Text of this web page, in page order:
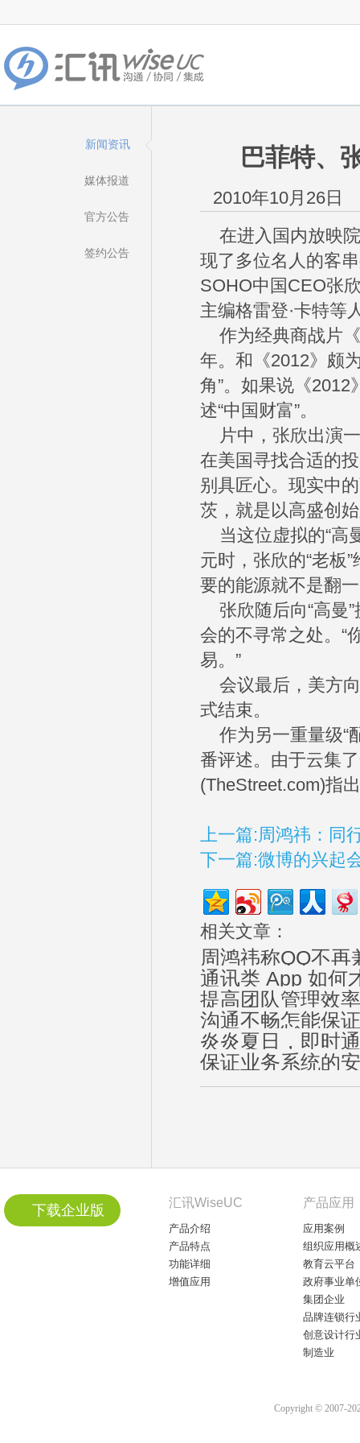
新闻资讯
媒体报道
官方公告
签约公告
巴菲特、
2010年10月26日
在进入国内放映
现了多位名人的客
SOHO中国CEO张
主编格雷登·卡特等
作为经典商战片
年。和《2012》颇
角”。如果说《2012
述“中国财富”。
片中，张欣出演
在美国寻找合适的
别具匠心。现实中
茨，就是以高盛创
当这位虚拟的“高
元时，张欣的“老板
要的能源就不是翻
张欣随后向“高曼”
会的不寻常之处。“
易。”
会议最后，美方向
式结束。
作为另一重量级“
番评述。由于云集
(TheStreet.com)指
上一篇:周鸿祎：同
下一篇:微博的兴起
相关文章：
周鸿祎称QQ不再
通讯类 App 如何
提高团队管理效
IM占有率的
沟通不畅怎能保
炎炎夏日，即时
保证业务系统的
下载企业版 汇讯WiseUC
产品介绍
产品特点
功能详细
增值应用
产品应用
应用案例
组织应用概
教育云平台
政府事业单
集团企业
品牌连锁行
创意设计行
制造业
Copyright © 2007-